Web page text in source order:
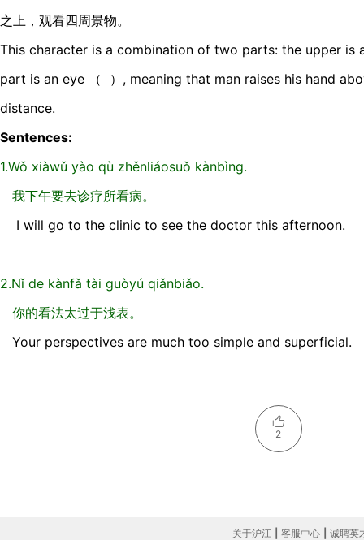
之上，观看四周景物。
This character is a combination of two parts: the upper is
part is an eye （ ）, meaning that man raises his hand
distance.
Sentences:
1.Wǒ xiàwǔ yào qù zhěnliáosuǒ kànbìng.
我下午要去诊疗所看病。
I will go to the clinic to see the doctor this afternoon.
2.Nǐ de kànfǎ tài guòyú qiǎnbiǎo.
你的看法太过于浅表。
Your perspectives are much too simple and superficial.
2
关于沪江 客服中心
诚聘英